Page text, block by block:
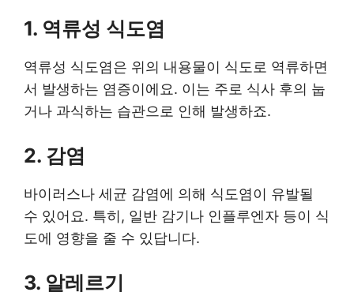
1. 역류성 식도염
역류성 식도염은 위의 내용물이 식도로 역류하면
서 발생하는 염증이에요. 이는 주로 식사 후의 눕
거나 과식하는 습관으로 인해 발생하죠.
2. 감염
바이러스나 세균 감염에 의해 식도염이 유발될
수 있어요. 특히, 일반 감기나 인플루엔자 등이 식
도에 영향을 줄 수 있답니다.
3. 알레르기